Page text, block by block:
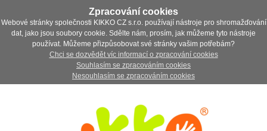
Zpracování cookies
Webové stránky společnosti KIKKO CZ s.r.o. používají nástroje pro shromažďování
dat, jako jsou soubory cookie. Sdělte nám, prosím, jak můžeme tyto nástroje
používat. Můžeme přizpůsobovat své stránky vašim potřebám?
Chci se dozvědět víc informací o zpracování cookies
Souhlasím se zpracováním cookies
Nesouhlasím se zpracováním cookies